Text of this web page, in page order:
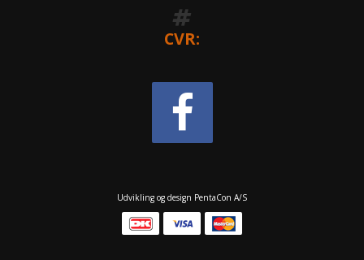
CVR:
Udvikling og design PentaCon A/S